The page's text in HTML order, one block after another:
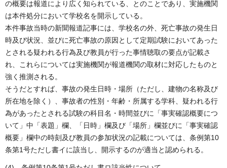
の概要は報道により広く知られている、とのことであり、実施機関
は本件処分において学校名を開示している。
本件事故当時の新聞報道記事には、学校名の外、死亡事故の発生日
時及び状況、並びに死亡事故の原因として定期試験においてあった
とされる疑われる行為及び教員が行った事情聴取の要点が記載さ
れ、これらについては実施機関が報道機関の取材に対応したものと
強く推測される。
そうだとすれば、事故の発生日時・場所（ただし、建物の名称及び
所在地を除く）、事故者の性別・年齢・所属する学科、疑われる行
為があったとされる試験の科目名・時間並びに「事実確認概要につ
いて」中「表題」欄、「日時」欄及び「場所」欄並びに「事実確認
概要」欄中の時刻及び教員の参加状況の記載については、条例第10
条第1号ただし書イに該当し、開示するのが適当と認められる。